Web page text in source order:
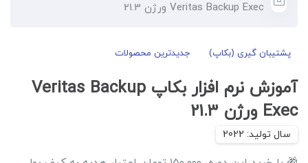
Veritas Backup Exec ورژن 21.3
پشتیبان گیری (بکاپ) جدیدترین محصولات
آموزش نرم افزار بکاپ Veritas Backup
Exec ورژن 21.3